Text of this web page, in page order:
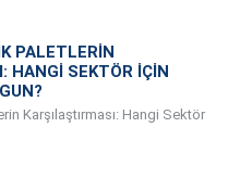
PALETLERIN
HANGI SEKTÖR İÇIN
Karşılaştırması: Hangi Sektör